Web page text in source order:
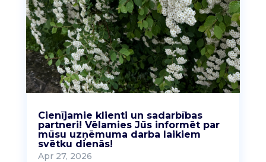
Cienījamie klienti un sadarbības
partneri! Vēlamies Jūs informēt par
mūsu uzņēmuma darba laikiem
svētku dienās!
Apr 27, 2026